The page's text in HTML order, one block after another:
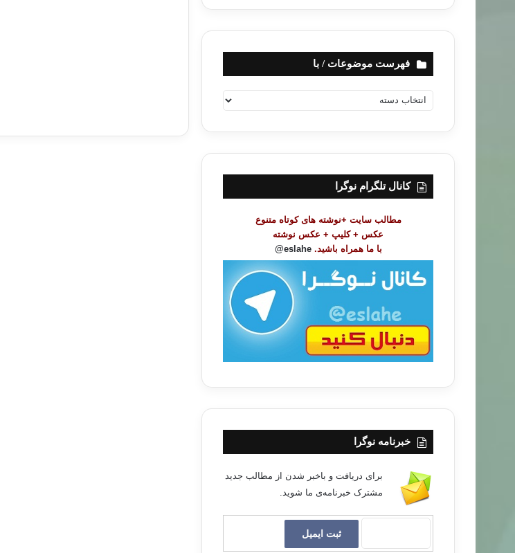
فهرست موضوعات / با
ه
ت
ض
کانال تلگرام نوگرا
مطالب سایت +نوشته های کوتاه متنوع
عکس + کلیپ + عکس نوشته
با ما همراه باشید. eslahe@
خبرنامه نوگرا
برای دریافت و باخبر شدن از مطالب جدید
مشترک خبرنامه‌ی ما شوید.